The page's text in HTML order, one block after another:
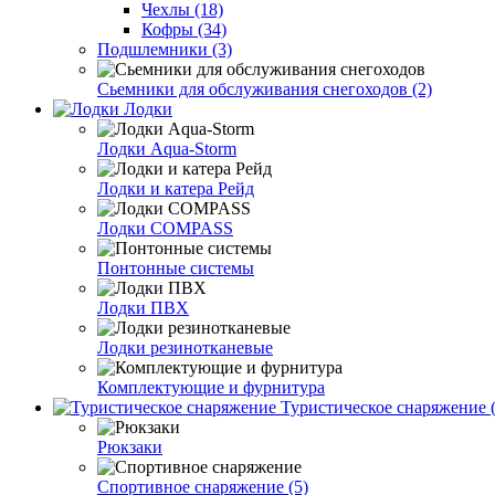
Чехлы (18)
Кофры (34)
Подшлемники (3)
Сьемники для обслуживания снегоходов (2)
Лодки
Лодки Aqua-Storm
Лодки и катера Рейд
Лодки COMPASS
Понтонные системы
Лодки ПВХ
Лодки резинотканевые
Комплектующие и фурнитура
Туристическое снаряжение
Рюкзаки
Спортивное снаряжение (5)